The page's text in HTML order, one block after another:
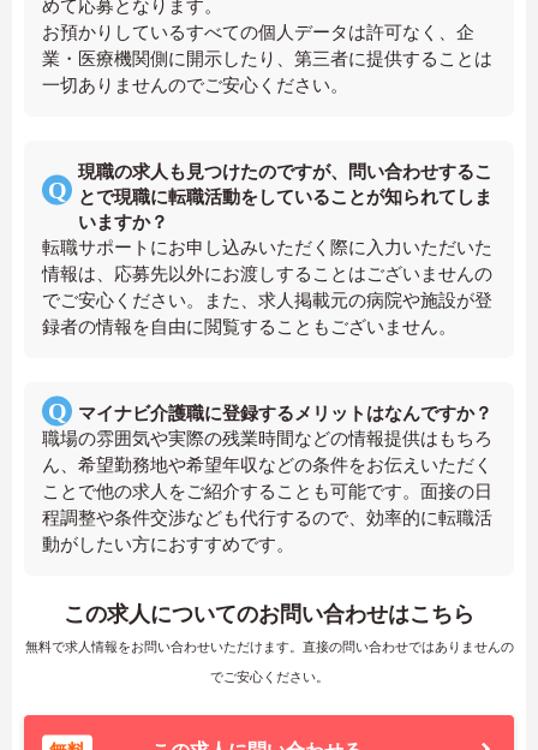
めて応募となります。
お預かりしているすべての個人データは許可なく、企
業・医療機関側に開示したり、第三者に提供することは
一切ありませんのでご安心ください。
現職の求人も見つけたのですが、問い合わせするこ
とで現職に転職活動をしていることが知られてしま
いますか？
転職サポートにお申し込みいただく際に入力いただいた
情報は、応募先以外にお渡しすることはございませんの
でご安心ください。また、求人掲載元の病院や施設が登
録者の情報を自由に閲覧することもございません。
マイナビ介護職に登録するメリットはなんですか？
職場の雰囲気や実際の残業時間などの情報提供はもちろ
ん、希望勤務地や希望年収などの条件をお伝えいただく
ことで他の求人をご紹介することも可能です。面接の日
程調整や条件交渉なども代行するので、効率的に転職活
動がしたい方におすすめです。
この求人についてのお問い合わせはこちら
無料で求人情報をお問い合わせいただけます。直接の問い合わせではありませんの
でご安心ください。